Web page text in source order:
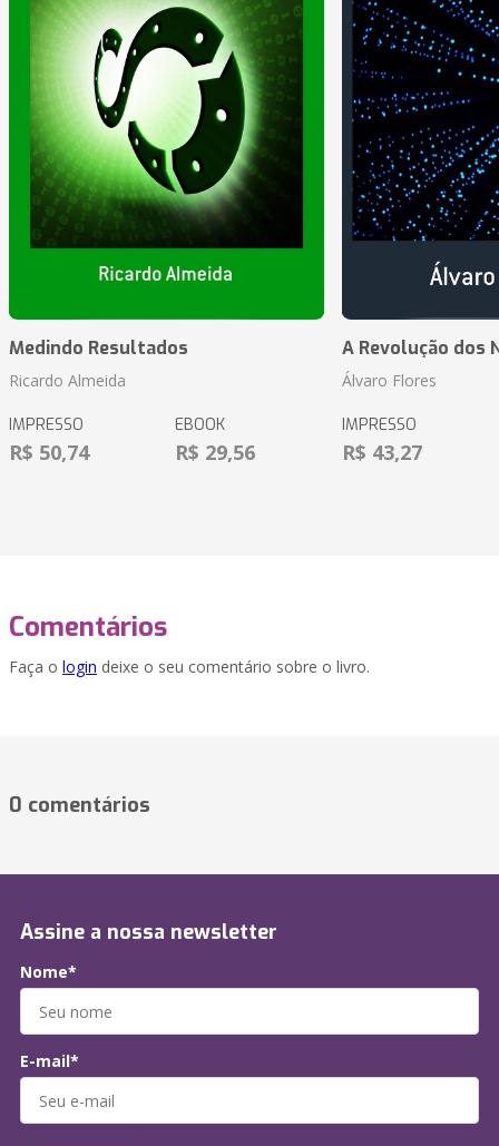
Medindo Resultados
Ricardo Almeida
IMPRESSO
R$ 50,74
EBOOK
R$ 29,56
A Revolução dos
Álvaro Flores
IMPRESSO
R$ 43,27
Comentários
Faça o login deixe o seu comentário sobre o livro.
0 comentários
Assine a nossa newsletter
Nome*
E-mail*